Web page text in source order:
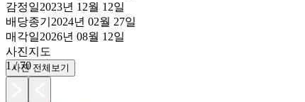
감정일2023년 12월 12일
배당종기 2024년 02월 27일
매각일2026년 08월 12일
사진지도
1 /70
사진 전체보기